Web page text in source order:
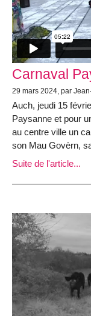
Carnaval
29 mars 2024, par
Auch, jeudi 15
Paysanne et pour
au centre ville un
son Mau Govèrn,
Suite de l'article...